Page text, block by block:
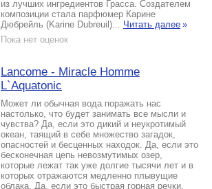
из лучших ингредиентов Грасса. Создателем
композиции стала парфюмер Карине
Дюбрейль (Karine Dubreuil)... Читать далее »
Пока нет оценок
Lancome - Miracle Homme
L`Aquatonic
Может ли обычная вода поражать нас
настолько, что будет занимать все мысли и
чувства? Да, если это дикий и неукротимый
океан, таящий в себе множество загадок,
опасностей и бесценных находок. Да, если это
бесконечная цепь невозмутимых озер,
которые лежат так уже долгие тысячи лет и в
которых отражаются медленно плывущие
облака. Да, если это быстрая горная речки,